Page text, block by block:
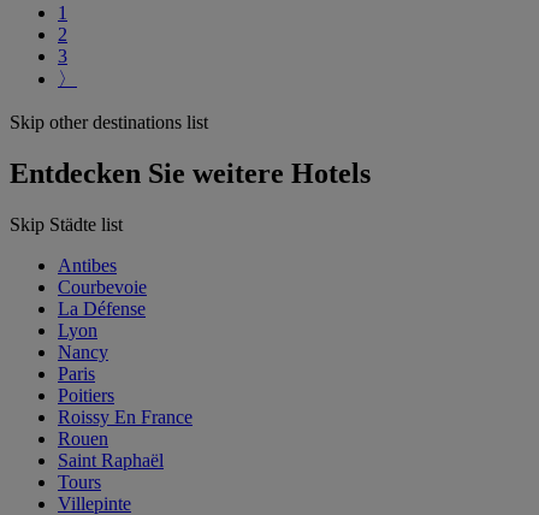
1
2
3
〉
Skip other destinations list
Entdecken Sie weitere Hotels
Skip Städte list
Antibes
Courbevoie
La Défense
Lyon
Nancy
Paris
Poitiers
Roissy En France
Rouen
Saint Raphaël
Tours
Villepinte